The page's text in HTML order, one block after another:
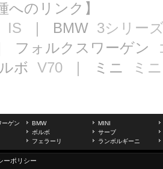
へのリンク】
IS ｜ BMW 3シリー
フォルクスワーゲン
ボ V70 ｜ ミニ ミニ
ーゲン BMW
MINI
ボルボ
サーブ
フェラーリ ランボルギーニ
ーポリシー